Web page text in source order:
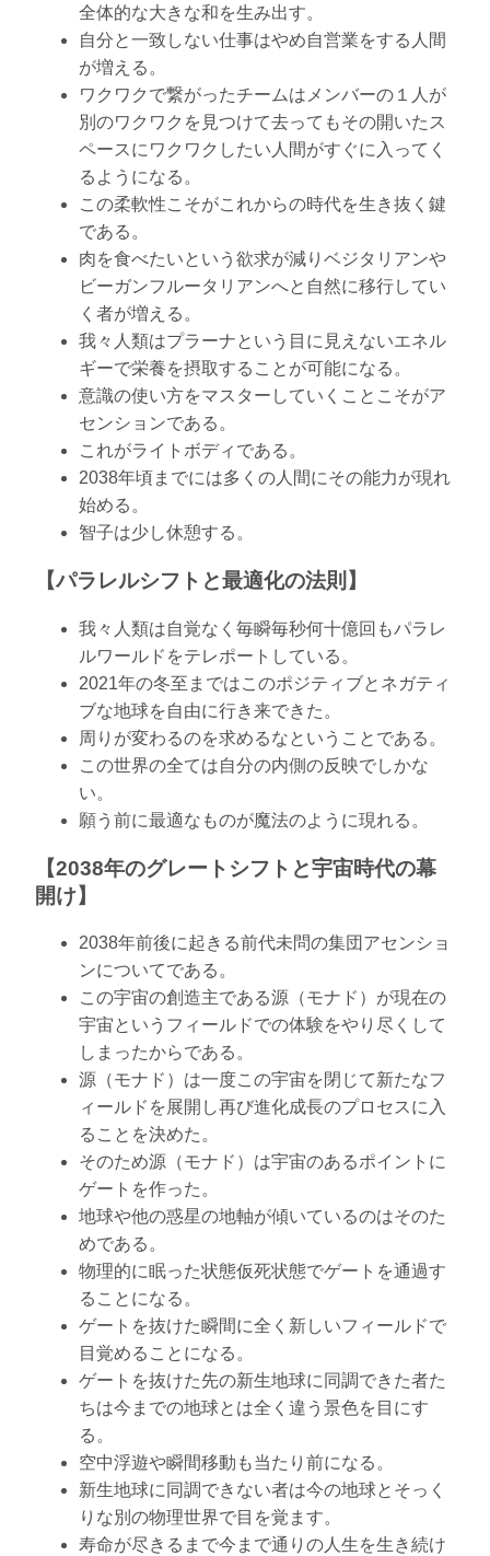
全体的な大きな和を生み出す。
自分と一致しない仕事はやめ自営業をする人間
が増える。
ワクワクで繋がったチームはメンバーの１人が
別のワクワクを見つけて去ってもその開いたス
ペースにワクワクしたい人間がすぐに入ってく
るようになる。
この柔軟性こそがこれからの時代を生き抜く鍵
である。
肉を食べたいという欲求が減りベジタリアンや
ビーガンフルータリアンへと自然に移行してい
く者が増える。
我々人類はプラーナという目に見えないエネル
ギーで栄養を摂取することが可能になる。
意識の使い方をマスターしていくことこそがア
センションである。
これがライトボディである。
2038年頃までには多くの人間にその能力が現れ
始める。
智子は少し休憩する。
【パラレルシフトと最適化の法則】
我々人類は自覚なく毎瞬毎秒何十億回もパラレ
ルワールドをテレポートしている。
2021年の冬至まではこのポジティブとネガティ
ブな地球を自由に行き来できた。
周りが変わるのを求めるなということである。
この世界の全ては自分の内側の反映でしかな
い。
願う前に最適なものが魔法のように現れる。
【2038年のグレートシフトと宇宙時代の幕
開け】
2038年前後に起きる前代未問の集団アセンショ
ンについてである。
この宇宙の創造主である源（モナド）が現在の
宇宙というフィールドでの体験をやり尽くして
しまったからである。
源（モナド）は一度この宇宙を閉じて新たなフ
ィールドを展開し再び進化成長のプロセスに入
ることを決めた。
そのため源（モナド）は宇宙のあるポイントに
ゲートを作った。
地球や他の惑星の地軸が傾いているのはそのた
めである。
物理的に眠った状態仮死状態でゲートを通過す
ることになる。
ゲートを抜けた瞬間に全く新しいフィールドで
目覚めることになる。
ゲートを抜けた先の新生地球に同調できた者た
ちは今までの地球とは全く違う景色を目にす
る。
空中浮遊や瞬間移動も当たり前になる。
新生地球に同調できない者は今の地球とそっく
りな別の物理世界で目を覚ます。
寿命が尽きるまで今まで通りの人生を生き続け